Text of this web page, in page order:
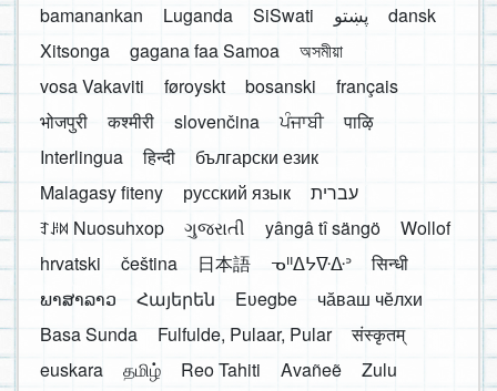
bamanankan Luganda SiSwati پښتو
dansk
Xitsonga
gagana faa Samoa
অসমীয়া
vosa Vakaviti
føroyskt bosanski
français
भोजपुरी
कश्मीरी slovenčina ਪੰਜਾਬੀ
पाऴि
Interlingua
हिन्दी
български език
Malagasy fiteny
русский язык
עברית
ꆈꌠ꒿ Nuosuhxop
ગુજરાતી yângâ tî sängö
Wollof
hrvatski
čeština 日本語 ᓀᐦᐃᔭᐍᐏᐣ
सिन्धी
ພາສາລາວ
Հայերեն Eʋegbe
чӑваш чӗлхи
Basa Sunda
Fulfulde, Pulaar, Pular
संस्कृतम्
euskara
தமிழ் Reo Tahiti Avañeẽ Zulu